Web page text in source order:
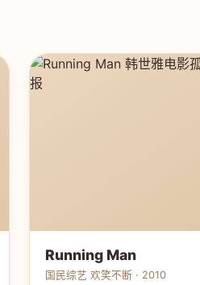
Running Man
国民综艺 欢笑不断 · 2010